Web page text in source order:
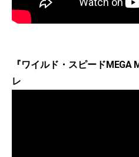
『ワイルド・スピードMEGA
レ